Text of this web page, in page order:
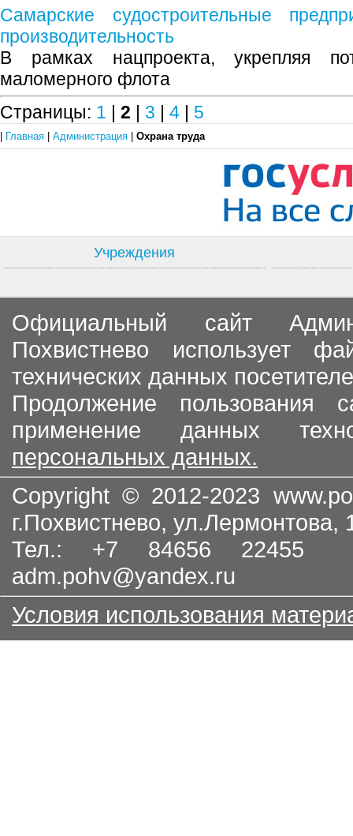
Самарские судостроительные
производительность
В рамках нацпроекта, укрепляя
маломерного флота
Страницы: 1 | 2 | 3 | 4 | 5
Главная Администрация Охрана труда
Учреждения
Официальный сайт
Похвистнево использует
технических данных
Продолжение пользования
применение данных
персональных данных.
Copyright © 2012-2023
г.Похвистнево, ул.Лермонтова,
Тел.: +7 84656
adm.pohv@yandex.ru
Условия использования